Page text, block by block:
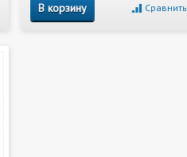
В корзину Сравнить